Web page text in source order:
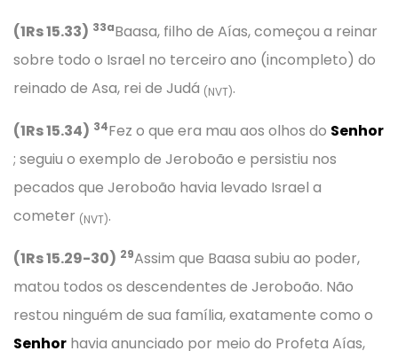
(1Rs 15.33) 33aBaasa, filho de Aías, começou a reinar
sobre todo o Israel no terceiro ano (incompleto) do
reinado de Asa, rei de Judá (NVT).
(1Rs 15.34) 34Fez o que era mau aos olhos do Senhor
; seguiu o exemplo de Jeroboão e persistiu nos
pecados que Jeroboão havia levado Israel a
cometer (NVT).
(1Rs 15.29-30) 29Assim que Baasa subiu ao poder,
matou todos os descendentes de Jeroboão. Não
restou ninguém de sua família, exatamente como o
Senhor havia anunciado por meio do Profeta Aías,